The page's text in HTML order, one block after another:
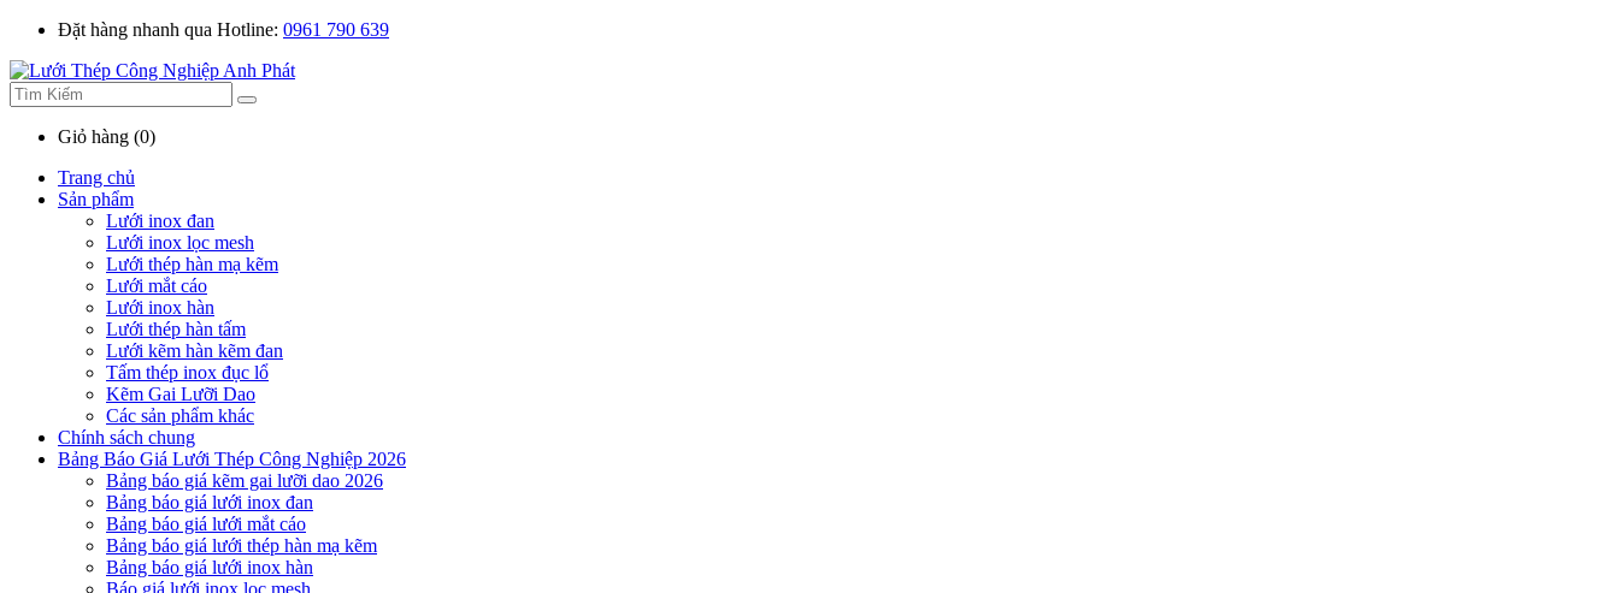
Đặt hàng nhanh qua Hotline: 0961 790 639
Giỏ hàng (0)
Trang chủ
Sản phẩm
Lưới inox đan
Lưới inox lọc mesh
Lưới thép hàn mạ kẽm
Lưới mắt cáo
Lưới inox hàn
Lưới thép hàn tấm
Lưới kẽm hàn kẽm đan
Tấm thép inox đục lổ
Kẽm Gai Lưỡi Dao
Các sản phẩm khác
Chính sách chung
Bảng Báo Giá Lưới Thép Công Nghiệp 2026
Bảng báo giá kẽm gai lưỡi dao 2026
Bảng báo giá lưới inox đan
Bảng báo giá lưới mắt cáo
Bảng báo giá lưới thép hàn mạ kẽm
Bảng báo giá lưới inox hàn
Báo giá lưới inox lọc mesh